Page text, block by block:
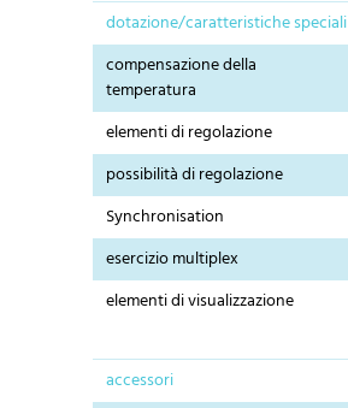
dotazione/caratteristiche speciali
compensazione della
temperatura
elementi di regolazione
possibilità di regolazione
Synchronisation
esercizio multiplex
elementi di visualizzazione
accessori